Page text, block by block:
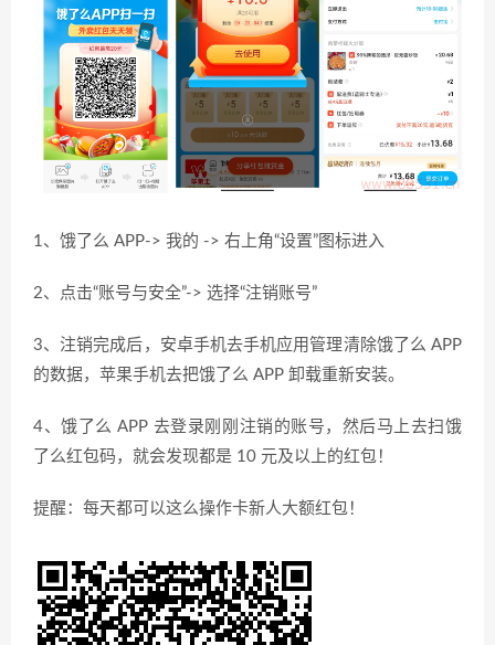
1、饿了么 APP-> 我的 -> 右上角“设置”图标进入
2、点击“账号与安全”-> 选择“注销账号”
3、注销完成后，安卓手机去手机应用管理清除饿了么 APP
的数据，苹果手机去把饿了么 APP 卸载重新安装。
4、饿了么 APP 去登录刚刚注销的账号，然后马上去扫饿
了么红包码，就会发现都是 10 元及以上的红包！
提醒：每天都可以这么操作卡新人大额红包！